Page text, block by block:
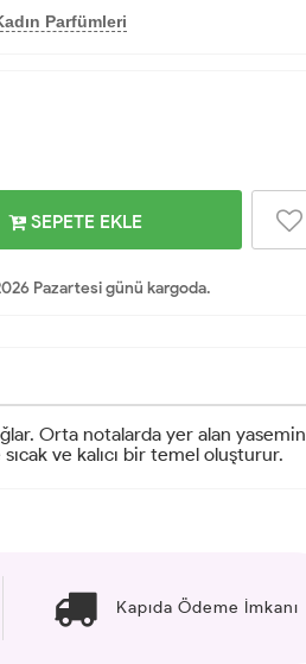
Parfümleri
SEPETE EKLE
Pazartesi günü kargoda.
Orta notalarda yer alan yasemin
ve kalıcı bir temel oluşturur.
Kapıda Ödeme İmkanı